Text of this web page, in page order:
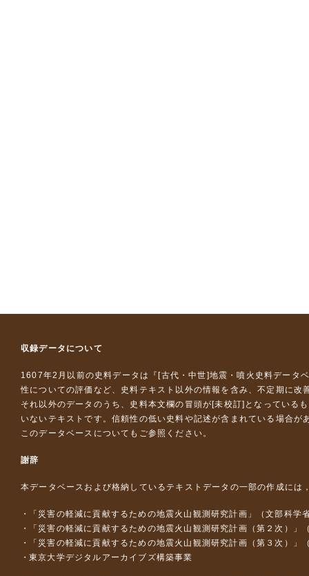
収録データについて
1607年2月以前の史料データは『 [古代・中世]地震・噴火史料データ
性についての評価など、史料テキスト以外の情報を含み、不定期に改
それ以外のデータのうち、史料本文欄の冒頭が[未校訂]となっている
いないテキストです。信頼性の低い史料や記述が含まれている場合が
このデータベースについて もご参照ください。
謝辞
本データベースおよび格納しているテキストデータの一部の作成には
「災害の軽減に貢献するための地震火山観測研究計画」（文部科学
「災害の軽減に貢献するための地震火山観測研究計画（第２次）」
「災害の軽減に貢献するための地震火山観測研究計画（第３次）」
東京大学デジタルアーカイブズ構築事業